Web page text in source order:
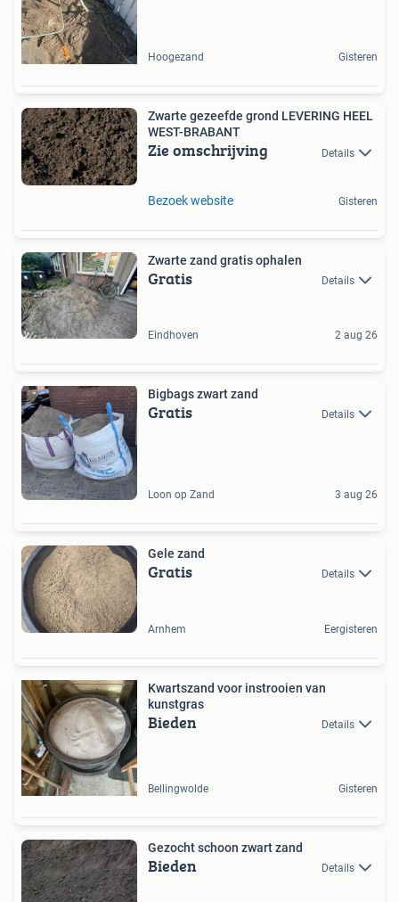
Hoogezand Gisteren
Zwarte gezeefde grond LEVERING HEEL
WEST-BRABANT
Zie omschrijving Details
Bezoek website Gisteren
Zwarte zand gratis ophalen
Gratis Details
Eindhoven 2 aug 26
Bigbags zwart zand
Gratis Details
Loon op Zand 3 aug 26
Gele zand
Gratis Details
Arnhem Eergisteren
Kwartszand voor instrooien van
kunstgras
Bieden Details
Bellingwolde Gisteren
Gezocht schoon zwart zand
Bieden Details